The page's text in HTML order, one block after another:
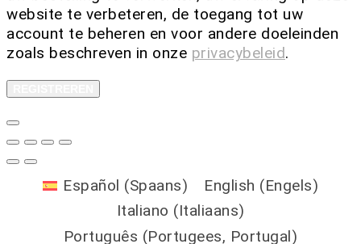
website te verbeteren, de toegang tot uw
account te beheren en voor andere doeleinden
zoals beschreven in onze privacybeleid.
Español (Spaans) English (Engels)
Italiano (Italiaans)
Português (Portugees, Portugal)